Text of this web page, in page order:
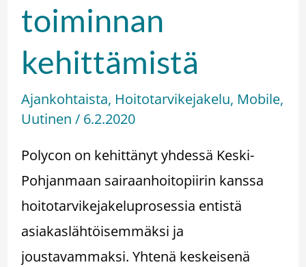
toiminnan
kehittämistä
Ajankohtaista, Hoitotarvikejakelu, Mobile,
Uutinen / 6.2.2020
Polycon on kehittänyt yhdessä Keski-
Pohjanmaan sairaanhoitopiirin kanssa
hoitotarvikejakeluprosessia entistä
asiakaslähtöisemmäksi ja
joustavammaksi. Yhtenä keskeisenä